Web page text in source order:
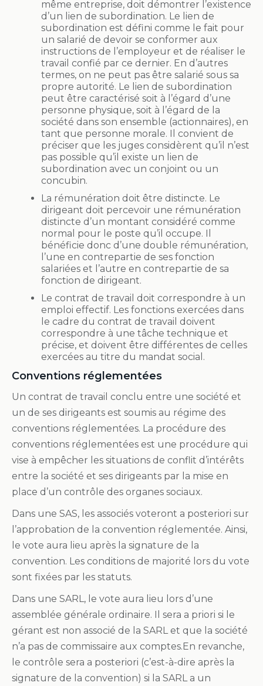
même entreprise, doit démontrer l’existence
d’un lien de subordination. Le lien de
subordination est défini comme le fait pour
un salarié de devoir se conformer aux
instructions de l’employeur et de réaliser le
travail confié par ce dernier. En d’autres
termes, on ne peut pas être salarié sous sa
propre autorité. Le lien de subordination
peut être caractérisé soit à l’égard d’une
personne physique, soit à l’égard de la
société dans son ensemble (actionnaires), en
tant que personne morale. Il convient de
préciser que les juges considèrent qu’il n’est
pas possible qu’il existe un lien de
subordination avec un conjoint ou un
concubin.
La rémunération doit être distincte. Le
dirigeant doit percevoir une rémunération
distincte d’un montant considéré comme
normal pour le poste qu’il occupe. Il
bénéficie donc d’une double rémunération,
l’une en contrepartie de ses fonction
salariées et l’autre en contrepartie de sa
fonction de dirigeant.
Le contrat de travail doit correspondre à un
emploi effectif. Les fonctions exercées dans
le cadre du contrat de travail doivent
correspondre à une tâche technique et
précise, et doivent être différentes de celles
exercées au titre du mandat social.
Conventions réglementées
Un contrat de travail conclu entre une société et
un de ses dirigeants est soumis au régime des
conventions réglementées. La procédure des
conventions réglementées est une procédure qui
vise à empêcher les situations de conflit d’intérêts
entre la société et ses dirigeants par la mise en
place d’un contrôle des organes sociaux.
Dans une SAS, les associés voteront a posteriori sur
l’approbation de la convention réglementée. Ainsi,
le vote aura lieu après la signature de la
convention. Les conditions de majorité lors du vote
sont fixées par les statuts.
Dans une SARL, le vote aura lieu lors d’une
assemblée générale ordinaire. Il sera a priori si le
gérant est non associé de la SARL et que la société
n’a pas de commissaire aux comptes.En revanche,
le contrôle sera a posteriori (c’est-à-dire après la
signature de la convention) si la SARL a un